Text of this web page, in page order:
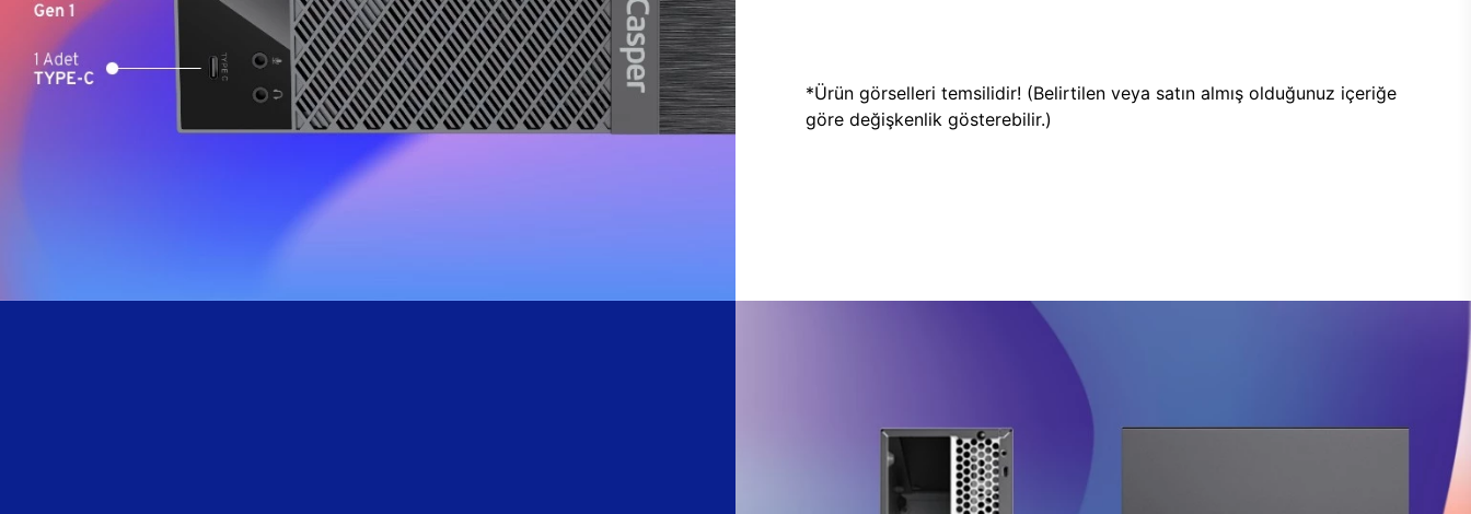
*Ürün görselleri temsilidir! (Belirtilen veya satın almış olduğunuz içeriğe
göre değişkenlik gösterebilir.)